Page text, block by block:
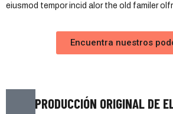
eiusmod tempor incid alor the old familer
Encuentra nuestros
UNA PRODUCCIÓN ORIGINAL DE